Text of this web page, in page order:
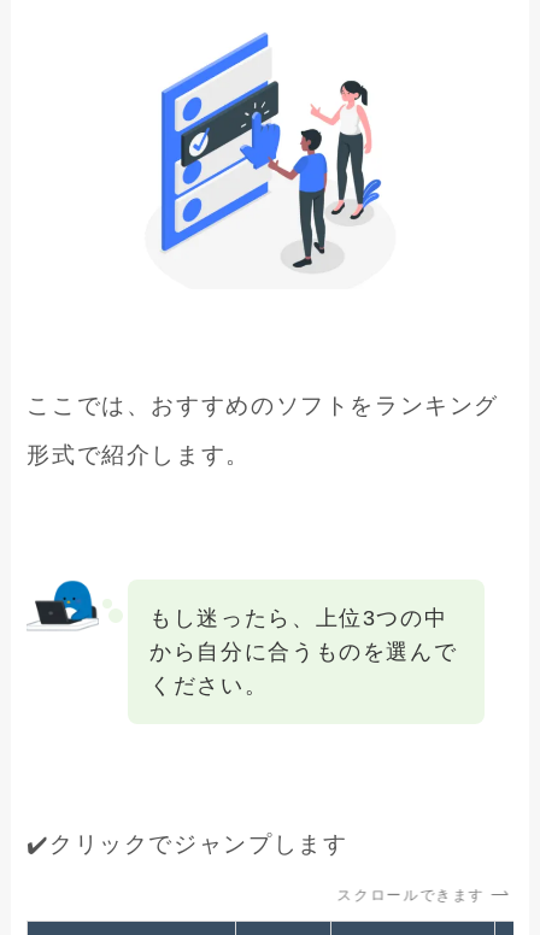
ここでは、おすすめのソフトをランキング
形式で紹介します。
もし迷ったら、上位3つの中
から自分に合うものを選んで
ください。
✔️クリックでジャンプします
スクロールできます